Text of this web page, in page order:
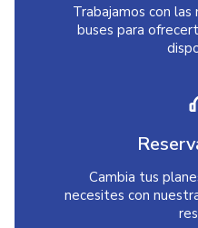
Trabajamos con
buses para
Cambia tus
necesites con